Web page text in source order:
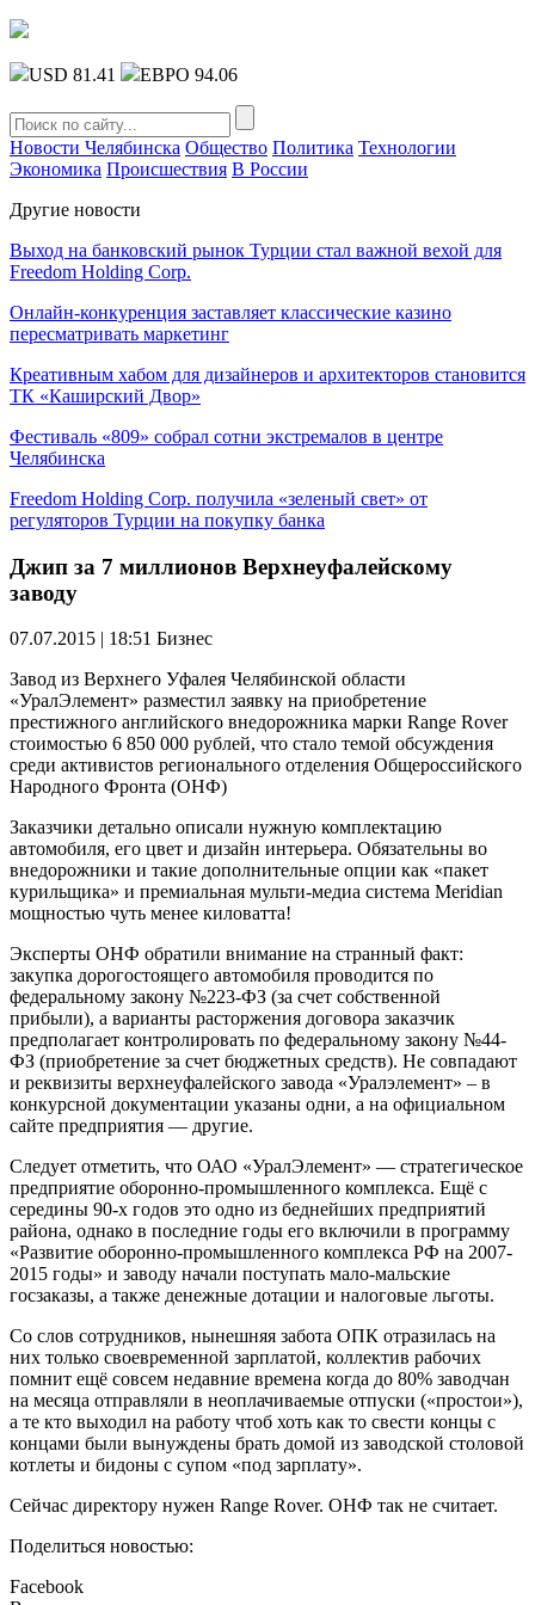
USD 81.41 ЕВРО 94.06
Новости Челябинска Общество Политика Технологии
Экономика Происшествия В России
Другие новости
Выход на банковский рынок Турции стал важной вехой для
Freedom Holding Corp.
Онлайн-конкуренция заставляет классические казино
пересматривать маркетинг
Креативным хабом для дизайнеров и архитекторов становится
ТК «Каширский Двор»
Фестиваль «809» собрал сотни экстремалов в центре
Челябинска
Freedom Holding Corp. получила «зеленый свет» от
регуляторов Турции на покупку банка
Джип за 7 миллионов Верхнеуфалейскому
заводу
07.07.2015 | 18:51 Бизнес
Завод из Верхнего Уфалея Челябинской области
«УралЭлемент» разместил заявку на приобретение
престижного английского внедорожника марки Range Rover
стоимостью 6 850 000 рублей, что стало темой обсуждения
среди активистов регионального отделения Общероссийского
Народного Фронта (ОНФ)
Заказчики детально описали нужную комплектацию
автомобиля, его цвет и дизайн интерьера. Обязательны во
внедорожники и такие дополнительные опции как «пакет
курильщика» и премиальная мульти-медиа система Meridian
мощностью чуть менее киловатта!
Эксперты ОНФ обратили внимание на странный факт:
закупка дорогостоящего автомобиля проводится по
федеральному закону №223-ФЗ (за счет собственной
прибыли), а варианты расторжения договора заказчик
предполагает контролировать по федеральному закону №44-
ФЗ (приобретение за счет бюджетных средств). Не совпадают
и реквизиты верхнеуфалейского завода «Уралэлемент» – в
конкурсной документации указаны одни, а на официальном
сайте предприятия — другие.
Следует отметить, что ОАО «УралЭлемент» — стратегическое
предприятие оборонно-промышленного комплекса. Ещё с
середины 90-х годов это одно из беднейших предприятий
района, однако в последние годы его включили в программу
«Развитие оборонно-промышленного комплекса РФ на 2007-
2015 годы» и заводу начали поступать мало-мальские
госзаказы, а также денежные дотации и налоговые льготы.
Со слов сотрудников, нынешняя забота ОПК отразилась на
них только своевременной зарплатой, коллектив рабочих
помнит ещё совсем недавние времена когда до 80% заводчан
на месяца отправляли в неоплачиваемые отпуски («простои»),
а те кто выходил на работу чтоб хоть как то свести концы с
концами были вынуждены брать домой из заводской столовой
котлеты и бидоны с супом «под зарплату».
Сейчас директору нужен Range Rover. ОНФ так не считает.
Поделиться новостью:
Facebook